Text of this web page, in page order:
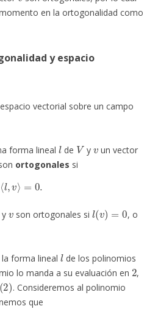
en la ortogonalidad como
y espacio
vectorial sobre un campo
forma lineal
l
de
V
y
un vector
ortogonales si
⟨ l,v⟩ 0.
y son ortogonales si
l(v )
, o
forma lineal
l
de los polinomios
lo manda a su evaluación en
2
,
)
. Consideremos al polinomio
que